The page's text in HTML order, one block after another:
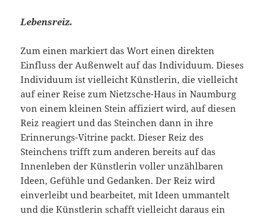
Lebensreiz.
Zum einen markiert das Wort einen direkten
Einfluss der Außenwelt auf das Individuum. Dieses
Individuum ist vielleicht Künstlerin, die vielleicht
auf einer Reise zum Nietzsche-Haus in Naumburg
von einem kleinen Stein affiziert wird, auf diesen
Reiz reagiert und das Steinchen dann in ihre
Erinnerungs-Vitrine packt. Dieser Reiz des
Steinchens trifft zum anderen bereits auf das
Innenleben der Künstlerin voller unzählbaren
Ideen, Gefühle und Gedanken. Der Reiz wird
einverleibt und bearbeitet, mit Ideen ummantelt
und die Künstlerin schafft vielleicht daraus ein